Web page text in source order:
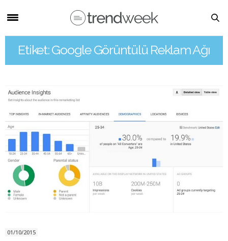
Etiket: Google Görüntülü Reklam Ağı
01/10/2015